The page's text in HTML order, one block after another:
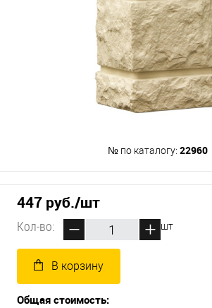
№ по каталогу: 22960
447 руб./шт
Кол-во: шт
В корзину
Общая стоимость: